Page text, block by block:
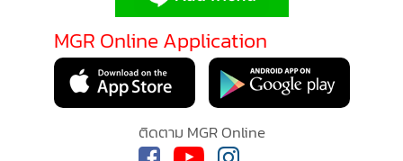
MGR Online Application